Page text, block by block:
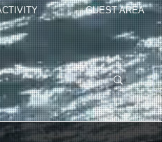
GUEST AREA